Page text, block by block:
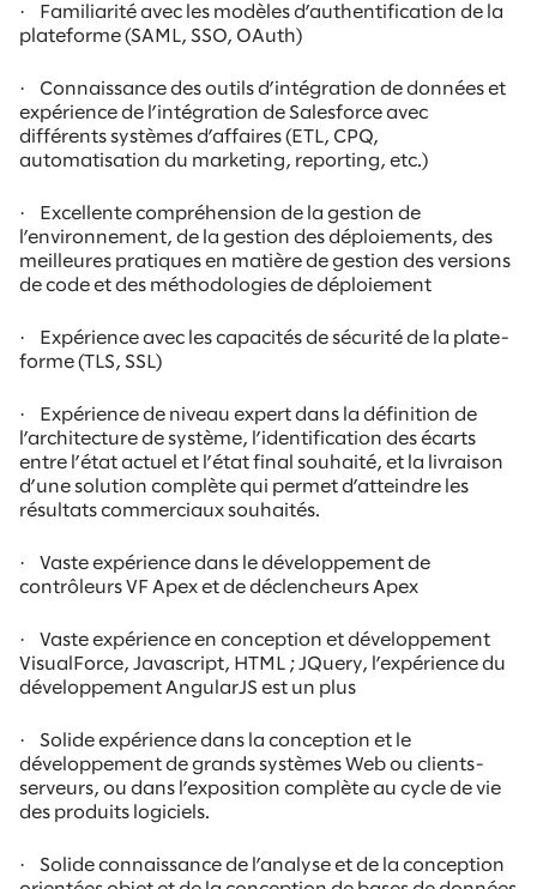
·
Familiarité avec les modèles d’authentification de la
plateforme (SAML, SSO, OAuth)
·
Connaissance des outils d’intégration de données et
expérience de l’intégration de Salesforce avec
différents systèmes d’affaires (ETL, CPQ,
automatisation du marketing, reporting, etc.)
·
Excellente compréhension de la gestion de
l’environnement, de la gestion des déploiements, des
meilleures pratiques en matière de gestion des versions
de code et des méthodologies de déploiement
·
Expérience avec les capacités de sécurité de la plate-
forme (TLS, SSL)
·
Expérience de niveau expert dans la définition de
l’architecture de système, l’identification des écarts
entre l’état actuel et l’état final souhaité, et la livraison
d’une solution complète qui permet d’atteindre les
résultats commerciaux souhaités.
·
Vaste expérience dans le développement de
contrôleurs VF Apex et de déclencheurs Apex
·
Vaste expérience en conception et développement
VisualForce, Javascript, HTML ; JQuery, l’expérience du
développement AngularJS est un plus
·
Solide expérience dans la conception et le
développement de grands systèmes Web ou clients-
serveurs, ou dans l’exposition complète au cycle de vie
des produits logiciels.
·
Solide connaissance de l’analyse et de la conception